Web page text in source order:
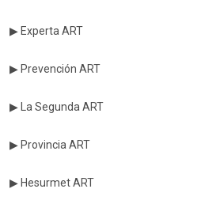
▶ Experta ART
▶ Prevención ART
▶ La Segunda ART
▶ Provincia ART
▶ Hesurmet ART